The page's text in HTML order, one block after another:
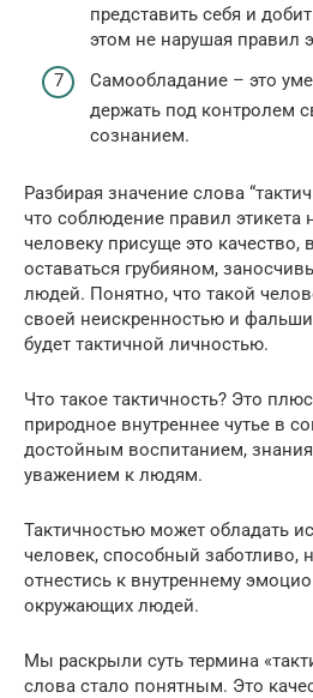
представить себя и
этом не нарушая правил
Самообладание – это
держать под контролем
сознанием.
Разбирая значение слова
что соблюдение правил этикета
человеку присуще это
оставаться грубияном,
людей. Понятно, что такой
своей неискренностью и
будет тактичной личностью.
Что такое тактичность? Это
природное внутреннее чутье в
достойным воспитанием,
уважением к людям.
Тактичностью может обладать
человек, способный заботливо,
отнестись к внутреннему
окружающих людей.
Мы раскрыли суть термина
слова стало понятным. Это